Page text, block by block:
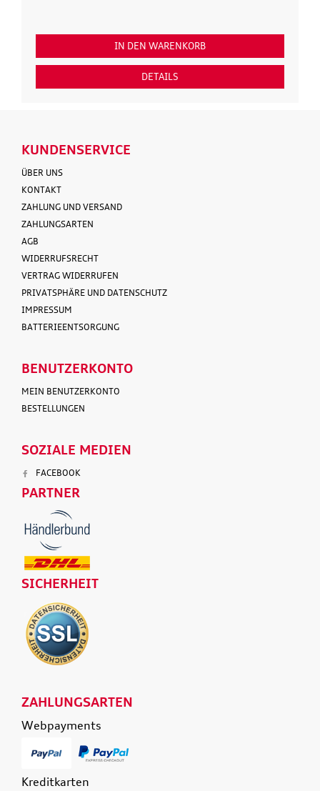
IN DEN WARENKORB
DETAILS
KUNDENSERVICE
ÜBER UNS
KONTAKT
ZAHLUNG UND VERSAND
ZAHLUNGSARTEN
AGB
WIDERRUFSRECHT
VERTRAG WIDERRUFEN
PRIVATSPHÄRE UND DATENSCHUTZ
IMPRESSUM
BATTERIEENTSORGUNG
BENUTZERKONTO
MEIN BENUTZERKONTO
BESTELLUNGEN
SOZIALE MEDIEN
FACEBOOK
PARTNER
SICHERHEIT
ZAHLUNGSARTEN
Webpayments
Kreditkarten